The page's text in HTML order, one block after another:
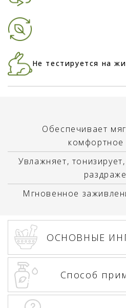
Не тестируется на
Обеспечивает
комфортное
Увлажняет,
Мгновенное
ОСНОВНЫЕ
Способ